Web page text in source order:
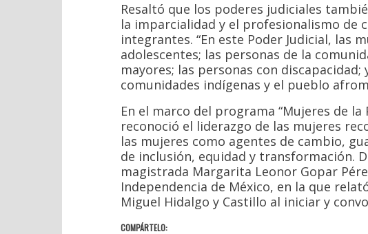
Resaltó que los poderes judiciales
la imparcialidad y el profesionalismo de
integrantes. “En este Poder Judicial, las
adolescentes; las personas de la
mayores; las personas con
comunidades indígenas y el pueblo
En el marco del programa “Mujeres de
reconoció el liderazgo de las mujeres
las mujeres como agentes de cambio,
de inclusión, equidad y transformación.
magistrada Margarita Leonor Gopar
Independencia de México, en la que
Miguel Hidalgo y Castillo al iniciar y
COMPÁRTELO: